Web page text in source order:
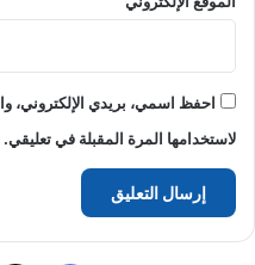
احفظ اسمي، بريدي الإلكتروني،
لاستخدامها المرة المقبلة في تعليقي.